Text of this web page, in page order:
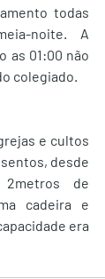
todas
noite. A
as 01:00 não
colegiado.
e cultos
desde
de
cadeira e
era